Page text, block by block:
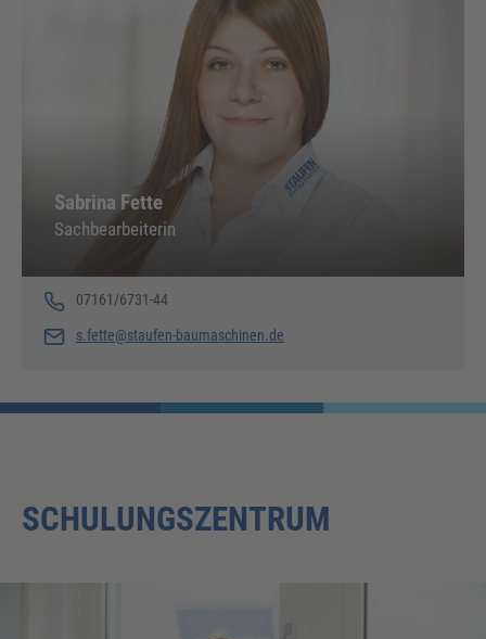
Sabrina Fette
Sachbearbeiterin
07161/6731-44
s.fette@staufen-baumaschinen.de
SCHULUNGSZENTRUM